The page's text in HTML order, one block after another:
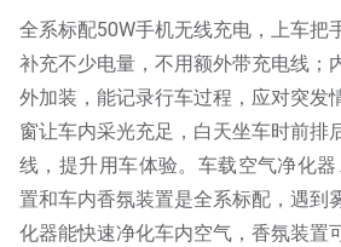
全系标配50W手机无线充电，上车把
补充不少电量，不用额外带充电线；
外加装，能记录行车过程，应对突发
窗让车内采光充足，白天坐车时前排
线，提升用车体验。车载空气净化
置和车内香氛装置是全系标配，遇到
化器能快速净化车内空气，香氛装置